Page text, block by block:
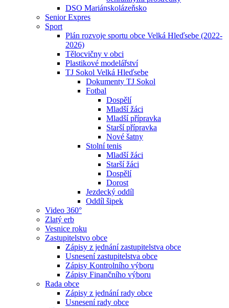
DSO Mariánskolázeňsko
Senior Expres
Sport
Plán rozvoje sportu obce Velká Hleďsebe (2022-
2026)
Tělocvičny v obci
Plastikové modelářství
TJ Sokol Velká Hleďsebe
Dokumenty TJ Sokol
Fotbal
Dospělí
Mladší žáci
Mladší přípravka
Starší přípravka
Nové šatny
Stolní tenis
Mladší žáci
Starší žáci
Dospělí
Dorost
Jezdecký oddíl
Oddíl šipek
Video 360°
Zlatý erb
Vesnice roku
Zastupitelstvo obce
Zápisy z jednání zastupitelstva obce
Usnesení zastupitelstva obce
Zápisy Kontrolního výboru
Zápisy Finančního výboru
Rada obce
Zápisy z jednání rady obce
Usnesení rady obce